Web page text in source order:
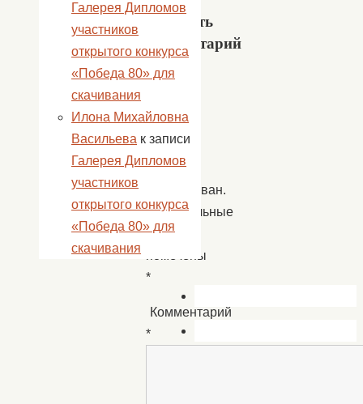
Добавить
комментарий
Ваш
email
не
будет
опубликован.
Обязательные
поля
помечены
*
Комментарий
*
Галерея Дипломов
участников
открытого конкурса
«Победа 80» для
скачивания
Илона Михайловна
Васильева к записи
Галерея Дипломов
участников
открытого конкурса
«Победа 80» для
скачивания